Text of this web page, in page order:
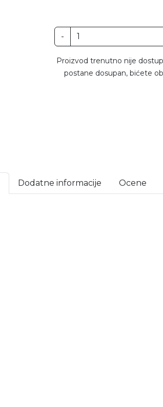
-
Proizvod trenutno nije
postane dosupan, bićete
Dodatne informacije Ocene